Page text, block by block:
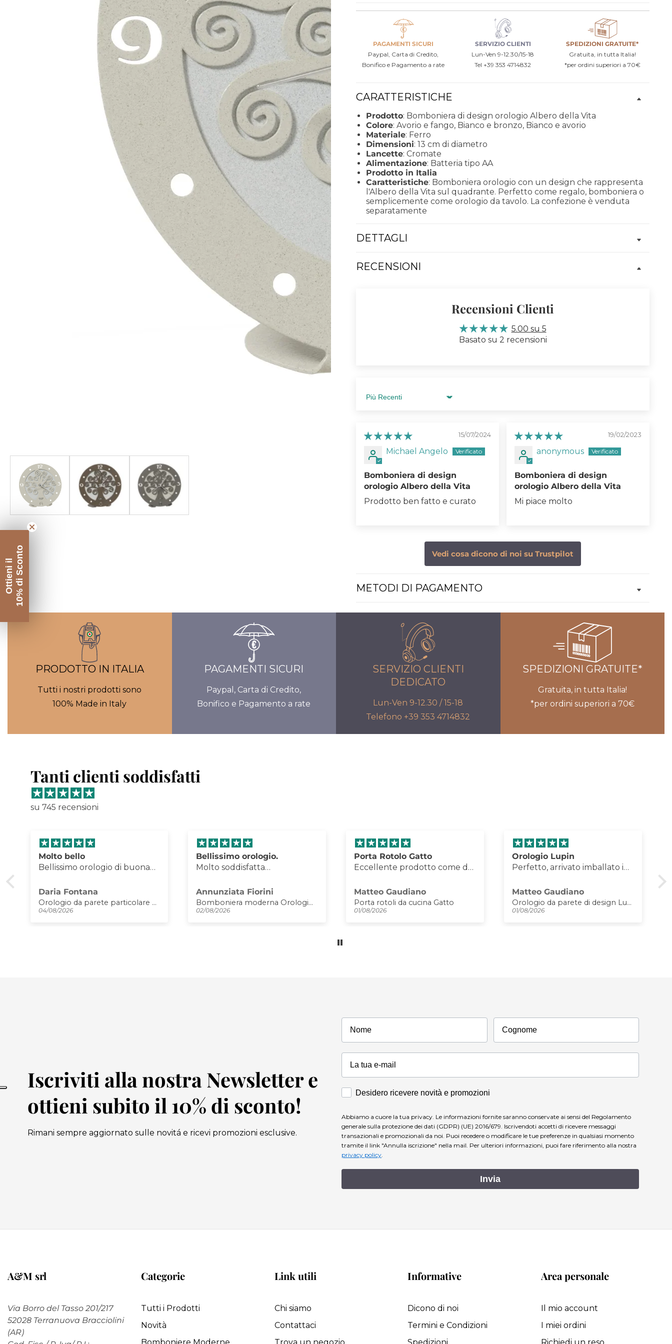
Galleria
contenuti
multimediali
PAGAMENTI SICURI
Paypal, Carta di Credito,
Bonifico e Pagamento a rate
SERVIZIO CLIENTI
Lun-Ven 9-12.30/15-18
Tel +39 353 4714832
SPEDIZIONI GRATUITE*
Gratuita, in tutta Italia!
*per ordini superiori a 70€
CARATTERISTICHE
Prodotto: Bomboniera di design orologio Albero della Vita
Colore: Avorio e fango, Bianco e bronzo, Bianco e avorio
Materiale: Ferro
Dimensioni: 13 cm di diametro
Lancette: Cromate
Alimentazione: Batteria tipo AA
Prodotto in Italia
Caratteristiche: Bomboniera orologio con un design che rappresenta
l'Albero della Vita sul quadrante. Perfetto come regalo, bomboniera o
semplicemente come orologio da tavolo. La confezione è venduta
separatamente
DETTAGLI
RECENSIONI
Recensioni Clienti
5.00 su 5
Basato su 2 recensioni
Sort by
15/07/2024
Michael Angelo
Bomboniera di design
orologio Albero della Vita
Prodotto ben fatto e curato
19/02/2023
anonymous
Bomboniera di design
orologio Albero della Vita
Mi piace molto
Vedi cosa dicono di noi su Trustpilot
METODI DI PAGAMENTO
PRODOTTO IN ITALIA
Tutti i nostri prodotti sono
100% Made in Italy
PAGAMENTI SICURI
Paypal, Carta di Credito,
Bonifico e Pagamento a rate
SERVIZIO CLIENTI
DEDICATO
Lun-Ven 9-12.30 / 15-18
Telefono +39 353 4714832
SPEDIZIONI GRATUITE*
Gratuita, in tutta Italia!
*per ordini superiori a 70€
Tanti clienti soddisfatti
su 745 recensioni
Bellissimo orologio.
Molto soddisfatta
Annunziata Fiorini
Bomboniera moderna Orologio Plink
02/08/2026
Porta Rotolo Gatto
Eccellente prodotto come da
qualità TOP
Matteo Gaudiano
Porta rotoli da cucina Gatto
01/08/2026
Orologio Lupin
Perfetto, arrivato imballato in
rapporto qualità-prezzo
Consiglio assolutamente
Matteo Gaudiano
01/08/2026
Orologio stupendo come da
descrizione
Federica Roseto
Orologio da parete particolare Butterfly Flowers piccolo
31/07/2026
Iscriviti alla nostra Newsletter e
ottieni subito il 10% di sconto!
Rimani sempre aggiornato sulle novitá e ricevi promozioni esclusive.
Nome Cognome
Accettazione Marketing
Desidero ricevere novità e promozioni
Abbiamo a cuore la tua privacy. Le informazioni fornite saranno conservate ai sensi del Regolamento
generale sulla protezione dei dati (GDPR) (UE) 2016/679. Iscrivendoti accetti di ricevere messaggi
transazionali e promozionali da noi. Puoi recedere o modificare le tue preferenze in qualsiasi momento
tramite il link "Annulla iscrizione" nella mail. Per ulteriori informazioni, puoi fare riferimento alla nostra
privacy policy.
Invia
A&M srl
Via Borro del Tasso 201/217
52028 Terranuova Bracciolini
(AR)
Categorie
Tutti i Prodotti
Novità
Link utili
Chi siamo
Contattaci
Informative
Dicono di noi
Termini e Condizioni
Area personale
Il mio account
I miei ordini
Ottieni il10% di Sconto